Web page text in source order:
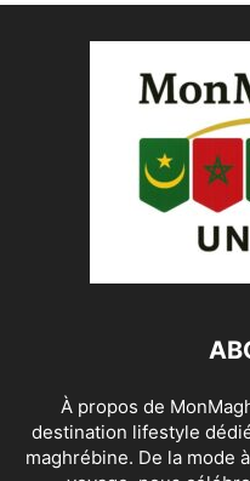
À propos de
destination lifestyle
maghrébine. De la mode